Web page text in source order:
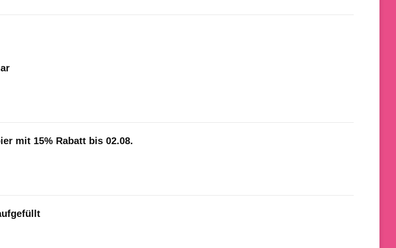
mit 15% Rabatt bis 02.08.